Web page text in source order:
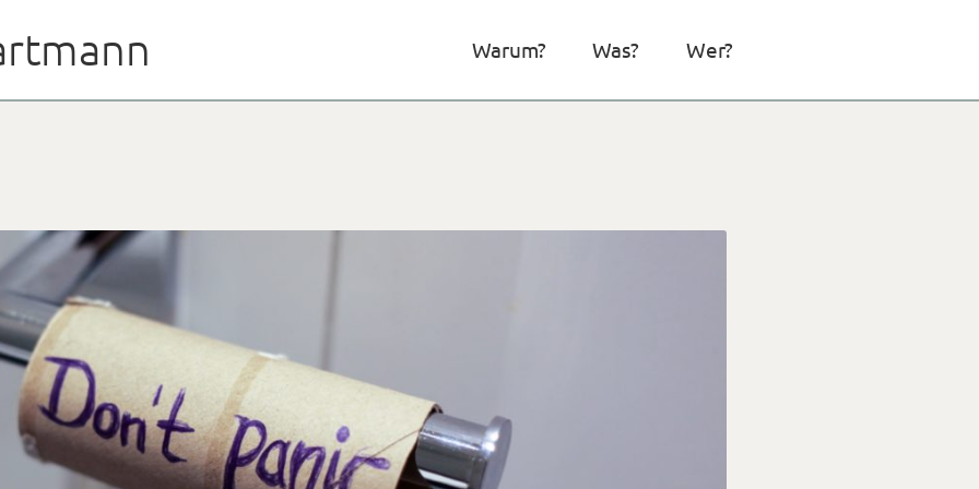
Warum? Was? Wer?